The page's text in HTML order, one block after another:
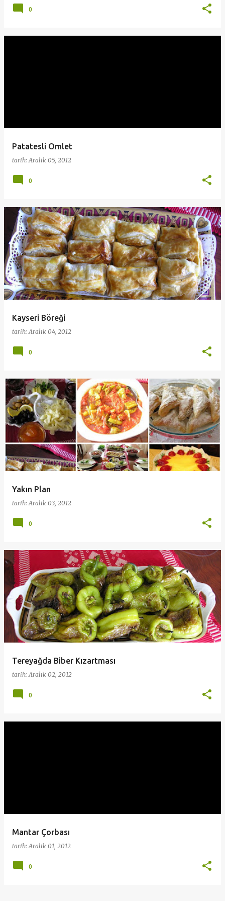
0
Patatesli Omlet
tarih:Aralık 05, 2012
0
Kayseri Böreği
tarih:Aralık 04, 2012
0
Yakın Plan
tarih:Aralık 03, 2012
0
Tereyağda Biber Kızartması
tarih:Aralık 02, 2012
0
Mantar Çorbası
tarih:Aralık 01, 2012
0